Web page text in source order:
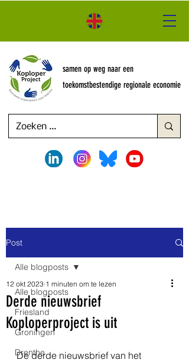
samen op weg naar een
toekomstbestendige regionale economie
Post
Alle blogposts
Friesland
Groningen
Drenthe
Alle blogposts
Derde nieuwsbrief
Koploperproject is uit
12 okt 2023 1 minuten om te lezen
De derde nieuwsbrief van het